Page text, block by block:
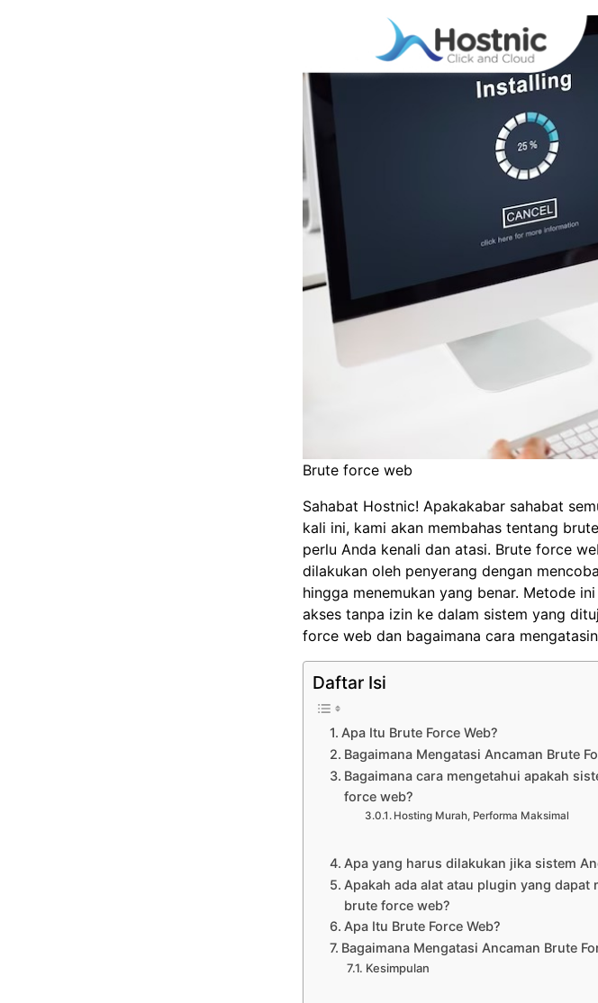
Brute force web
Sahabat Hostnic! Apakakabar sahabat
kali ini, kami akan membahas tentang
perlu Anda kenali dan atasi. Brute force
dilakukan oleh penyerang dengan
hingga menemukan yang benar. Metode
akses tanpa izin ke dalam sistem yang
force web dan bagaimana cara
Daftar Isi
Apa Itu Brute Force Web?
Bagaimana Mengatasi Ancaman Brute
Bagaimana cara mengetahui apakah
force web?
Hosting Murah, Performa Maksimal
Apa yang harus dilakukan jika sistem
Apakah ada alat atau plugin yang
brute force web?
Apa Itu Brute Force Web?
Bagaimana Mengatasi Ancaman Brute
Kesimpulan